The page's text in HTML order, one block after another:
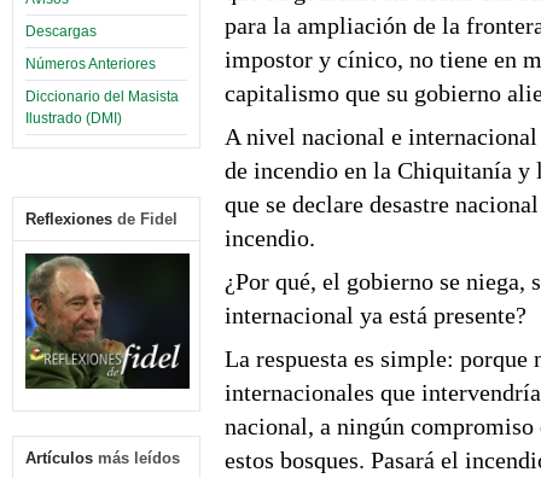
Descargas
Números Anteriores
Diccionario del Masista
Ilustrado (DMI)
Reflexiones de Fidel
Artículos más leídos
para la ampliación de la
impostor y cínico, no tiene en
capitalismo que su gobierno
A nivel nacional e internacional
de incendio en la Chiquitanía y
que se declare desastre
incendio.
¿Por qué, el gobierno se niega,
internacional ya está presente?
La respuesta es simple:
internacionales que
nacional, a ningún
estos bosques. Pasará el